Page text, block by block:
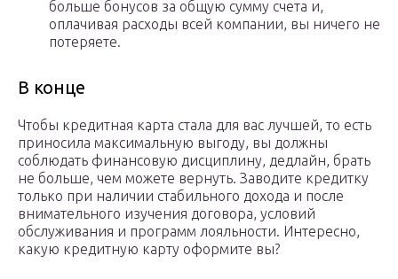
больше бонусов за общую сумму счета и,
оплачивая расходы всей компании, вы ничего не
потеряете.
В конце
Чтобы кредитная карта стала для вас лучшей, то есть
приносила максимальную выгоду, вы должны
соблюдать финансовую дисциплину, дедлайн, брать
не больше, чем можете вернуть. Заводите кредитку
только при наличии стабильного дохода и после
внимательного изучения договора, условий
обслуживания и программ лояльности. Интересно,
какую кредитную карту оформите вы?